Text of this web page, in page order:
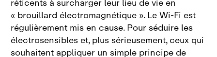
« brouillard électromagnétique ». Le Wi‑Fi est
régulièrement mis en cause. Pour séduire les
électrosensibles et, plus sérieusement, ceux qui
souhaitent appliquer un simple principe de